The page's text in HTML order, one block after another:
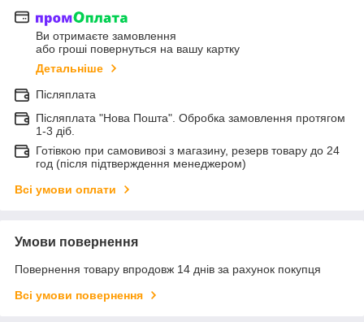
Ви отримаєте замовлення
або гроші повернуться на вашу картку
Детальніше
Післяплата
Післяплата "Нова Пошта". Обробка замовлення протягом
1-3 діб.
Готівкою при самовивозі з магазину, резерв товару до 24
год (після підтверждення менеджером)
Всі умови оплати
Умови повернення
Повернення товару впродовж 14 днів за рахунок покупця
Всі умови повернення